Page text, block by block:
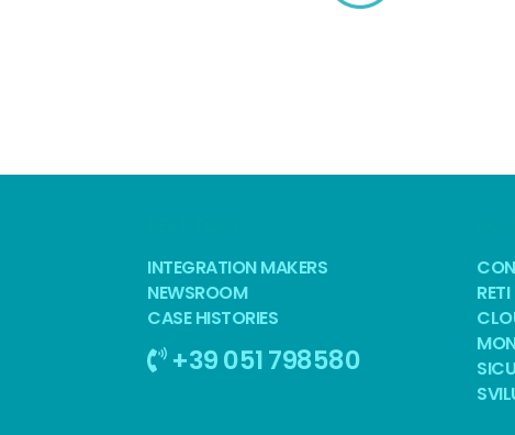
INTEGRATION MAKERS
NEWSROOM
CASE HISTORIES
+39 051 798580